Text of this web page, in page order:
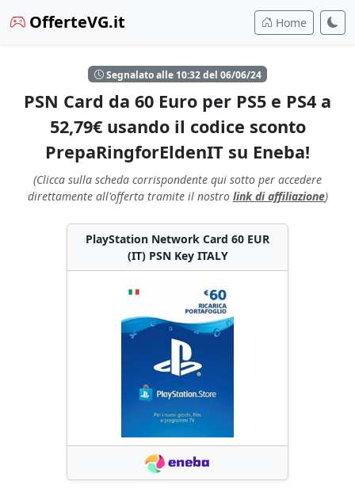
OfferteVG.it Home
Segnalato alle 10:32 del 06/06/24
PSN Card da 60 Euro per PS5 e PS4 a
52,79€ usando il codice sconto
PrepaRingforEldenIT su Eneba!
(Clicca sulla scheda corrispondente qui sotto per accedere
direttamente all'offerta tramite il nostro link di affiliazione)
PlayStation Network Card 60 EUR
(IT) PSN Key ITALY